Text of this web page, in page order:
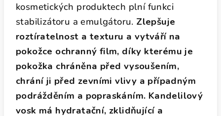
kosmetických produktech plní funkci
stabilizátoru a emulgátoru. Zlepšuje
roztíratelnost a texturu a vytváří na
pokožce ochranný film, díky kterému je
pokožka chráněna před vysoušením,
chrání ji před zevními vlivy a případným
podrážděním a popraskáním. Kandelilový
vosk má hydratační, zklidňující a